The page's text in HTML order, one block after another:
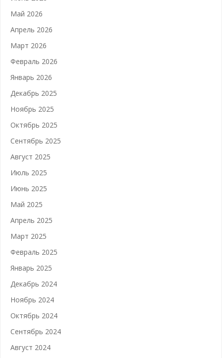
Май 2026
Апрель 2026
Март 2026
Февраль 2026
Январь 2026
Декабрь 2025
Ноябрь 2025
Октябрь 2025
Сентябрь 2025
Август 2025
Июль 2025
Июнь 2025
Май 2025
Апрель 2025
Март 2025
Февраль 2025
Январь 2025
Декабрь 2024
Ноябрь 2024
Октябрь 2024
Сентябрь 2024
Август 2024